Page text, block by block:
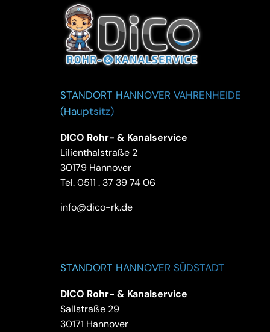
STANDORT HANNOVER VAHRENHEIDE
(Hauptsitz)
DICO Rohr- & Kanalservice
Lilienthalstraße 2
30179 Hannover
Tel.0511 . 37 39 74 06
info@dico-rk.de
STANDORT HANNOVER SÜDSTADT
DICO Rohr- & Kanalservice
Sallstraße 29
30171 Hannover